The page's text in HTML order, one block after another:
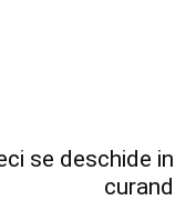
se deschide in
curand